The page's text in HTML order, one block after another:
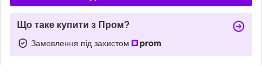
Що таке купити з Пром?
Замовлення під захистом